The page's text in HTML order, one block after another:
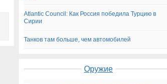
Atlantic Council: Как Россия победила Турцию в
Сирии
Танков там больше, чем автомобилей
Оружие